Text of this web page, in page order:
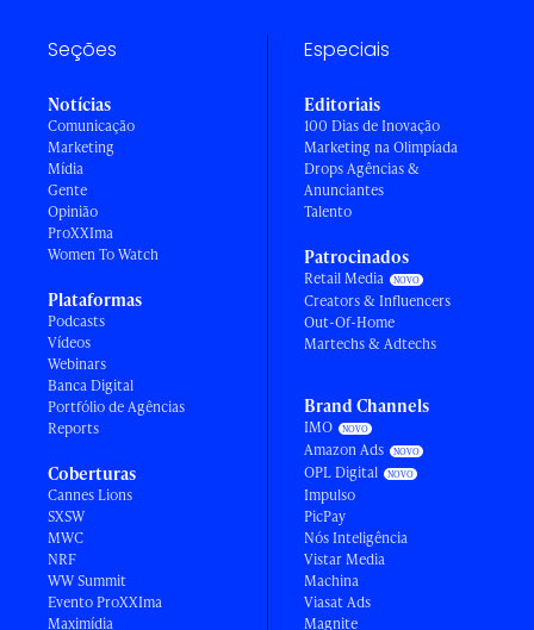
Seções
Notícias
Comunicação
Marketing
Mídia
Gente
Opinião
ProXXIma
Women To Watch
Plataformas
Podcasts
Vídeos
Webinars
Banca Digital
Portfólio de Agências
Reports
Coberturas
Cannes Lions
SXSW
MWC
NRF
WW Summit
Evento ProXXIma
Maximídia
Especiais
Editoriais
100 Dias de Inovação
Marketing na Olimpíada
Drops Agências &
Anunciantes
Talento
Patrocinados
Retail Media
Creators & Influencers
Out-Of-Home
Martechs & Adtechs
Brand Channels
IMO
Amazon Ads
OPL Digital
Impulso
PicPay
Nós Inteligência
Vistar Media
Machina
Viasat Ads
Magnite